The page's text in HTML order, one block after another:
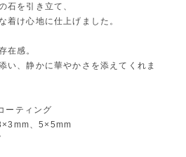
石を引き立て、
着け心地に仕上げました。
在感。
い、静かに華やかさを添えてくれま
ティング
、5×5mm